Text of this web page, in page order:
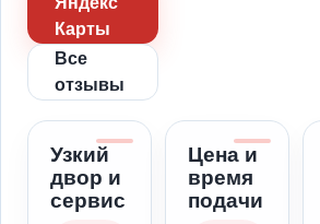
Карты
Все
отзывы
Узкий
двор и
сервис
Цена и
время
подачи